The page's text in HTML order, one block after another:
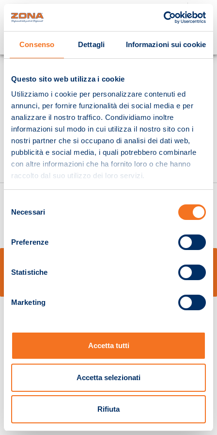
Consenso Dettagli Informazioni sui cookie
Questo sito web utilizza i cookie
Utilizziamo i cookie per personalizzare contenuti ed
annunci, per fornire funzionalità dei social media e per
analizzare il nostro traffico. Condividiamo inoltre
informazioni sul modo in cui utilizza il nostro sito con i
nostri partner che si occupano di analisi dei dati web,
pubblicità e social media, i quali potrebbero combinarle
con altre informazioni che ha fornito loro o che hanno
raccolto dal suo utilizzo dei loro servizi.
delNecessari
Preferenze
Statistiche
Marketing
Accetta tutti
Accetta selezionati
Rifiuta
Cosa stai cercando?
Pistoia 01680210505 – R.E.A. n.155974 - Cap.Soc. € 2.000.000,00 i.v. La
Società adotta il Codice Etico D.lgs. 231/01